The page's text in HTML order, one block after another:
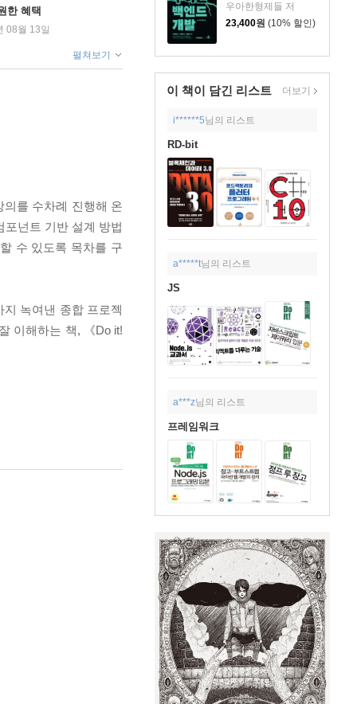
우아한형제들 저
23,400원 (10% 할인)
이 책이 담긴 리스트 더보기
i******5님의 리스트
RD-bit
a*****t님의 리스트
JS
a***z님의 리스트
프레임워크
한 혜택
08월 13일
펼쳐보기
를 수차례 진행해 온
넌트 기반 설계 방법
수 있도록 목차를 구
지 녹여낸 종합 프로젝
이해하는 책, 《Do it!